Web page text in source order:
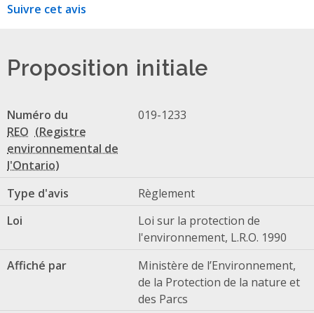
Suivre cet avis
Proposition initiale
Numéro du
REO
019-1233
Type d'avis
Règlement
Loi
Loi sur la protection de
l'environnement, L.R.O. 1990
Affiché par
Ministère de l’Environnement,
de la Protection de la nature et
des Parcs